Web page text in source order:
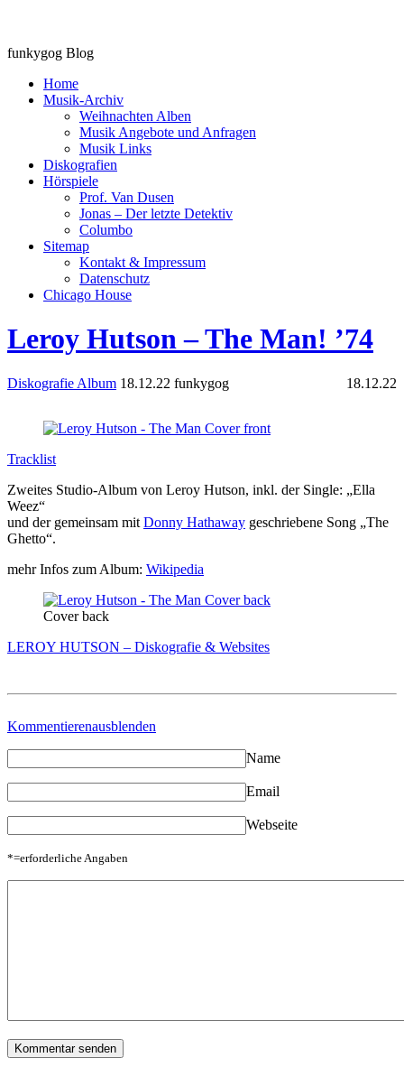
funkygog Blog
Home
Musik-Archiv
Weihnachten Alben
Musik Angebote und Anfragen
Musik Links
Diskografien
Hörspiele
Prof. Van Dusen
Jonas – Der letzte Detektiv
Columbo
Sitemap
Kontakt & Impressum
Datenschutz
Chicago House
Leroy Hutson – The Man! ’74
Diskografie Album 18.12.22 funkygog 18.12.22
Tracklist
Zweites Studio-Album von Leroy Hutson, inkl. der Single: „Ella
Weez“
und der gemeinsam mit Donny Hathaway geschriebene Song „The
Ghetto“.
mehr Infos zum Album: Wikipedia
Cover back
LEROY HUTSON – Diskografie & Websites
Kommentierenausblenden
Name
Email
Webseite
*=erforderliche Angaben